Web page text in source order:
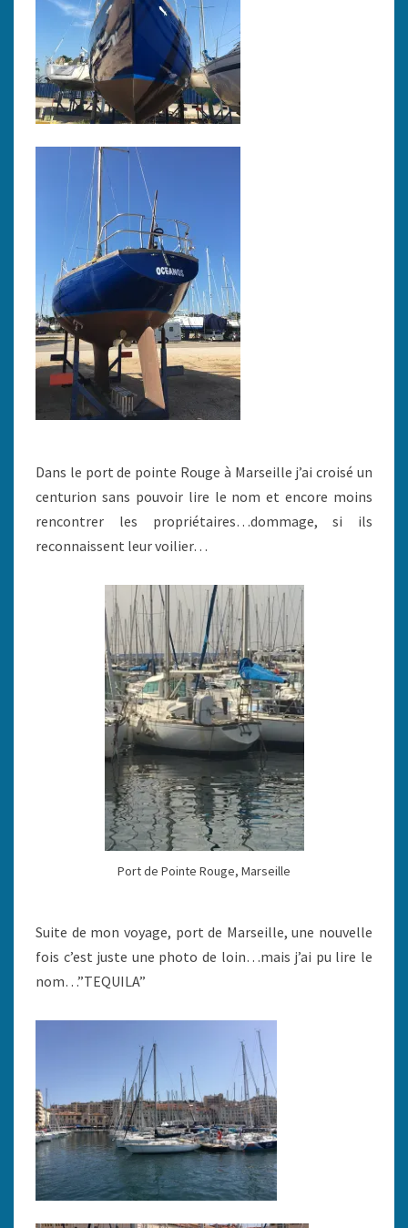
Dans le port de pointe Rouge à Marseille j’ai croisé un
centurion sans pouvoir lire le nom et encore moins
rencontrer les propriétaires…dommage, si ils
reconnaissent leur voilier…
Port de Pointe Rouge, Marseille
Suite de mon voyage, port de Marseille, une nouvelle
fois c’est juste une photo de loin…mais j’ai pu lire le
nom…”TEQUILA”